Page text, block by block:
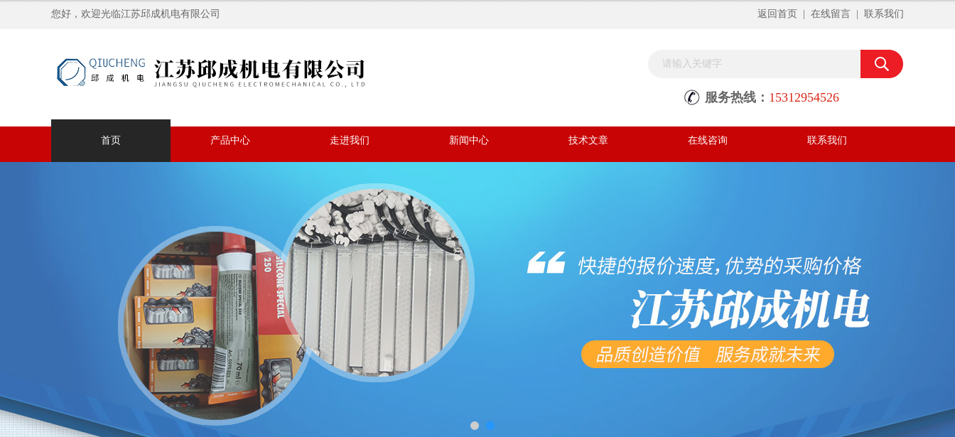
您好，欢迎光临江苏邱成机电有限公司 返回首页 在线留言 联系我们
服务热线： 15312954526
首页 产品中心 走进我们 新闻中心 技术文章 在线咨询 联系我们